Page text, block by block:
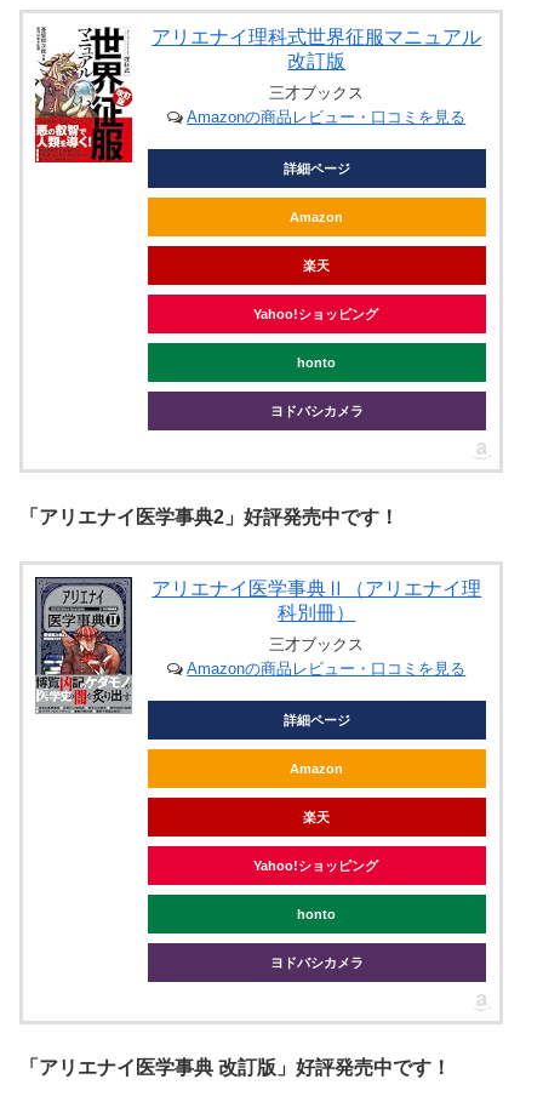
アリエナイ理科式世界征服マニュアル
改訂版
三才ブックス
Amazonの商品レビュー・口コミを見る
詳細ページ
Amazon
楽天
Yahoo!ショッピング
honto
ヨドバシカメラ
「アリエナイ医学事典2」好評発売中です！
アリエナイ医学事典Ⅱ（アリエナイ理
科別冊）
三才ブックス
Amazonの商品レビュー・口コミを見る
詳細ページ
Amazon
楽天
Yahoo!ショッピング
honto
ヨドバシカメラ
「アリエナイ医学事典 改訂版」好評発売中です！